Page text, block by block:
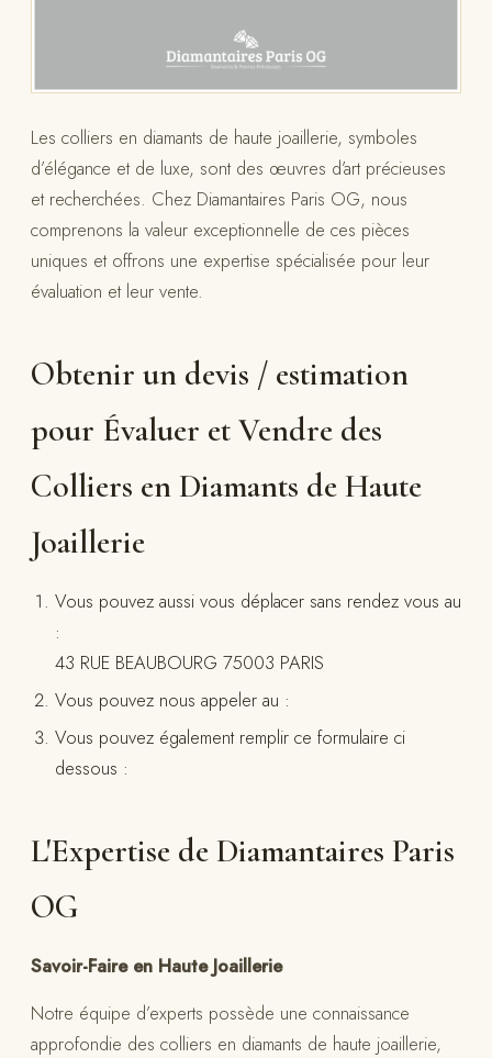
Les colliers en diamants de haute joaillerie, symboles
d’élégance et de luxe, sont des œuvres d’art précieuses
et recherchées. Chez Diamantaires Paris OG, nous
comprenons la valeur exceptionnelle de ces pièces
uniques et offrons une expertise spécialisée pour leur
évaluation et leur vente.
Obtenir un devis / estimation
pour Évaluer et Vendre des
Colliers en Diamants de Haute
Joaillerie
Vous pouvez aussi vous déplacer sans rendez vous au
:
43 RUE BEAUBOURG 75003 PARIS
Vous pouvez nous appeler au :
Vous pouvez également remplir ce formulaire ci
dessous :
L'Expertise de Diamantaires Paris
OG
Savoir-Faire en Haute Joaillerie
Notre équipe d’experts possède une connaissance
approfondie des colliers en diamants de haute joaillerie,